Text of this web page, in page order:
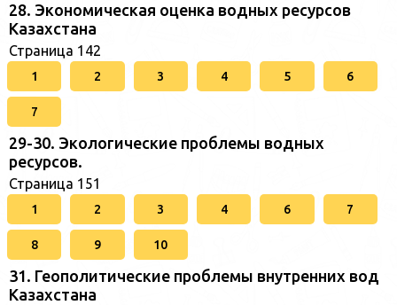
28. Экономическая оценка водных ресурсов
Казахстана
Страница 142
1 2 3 4 5 6
7
29-30. Экологические проблемы водных
ресурсов.
Страница 151
1 2 3 4 6 7
8 9 10
31. Геополитические проблемы внутренних вод
Казахстана